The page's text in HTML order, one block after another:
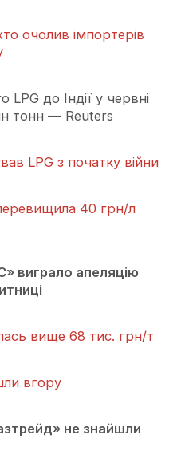
очолив імпортерів
до Індії у червні
тонн — Reuters
LPG з початку війни
40 грн/л
виграло апеляцію
вище 68 тис. грн/т
вгору
не знайшли